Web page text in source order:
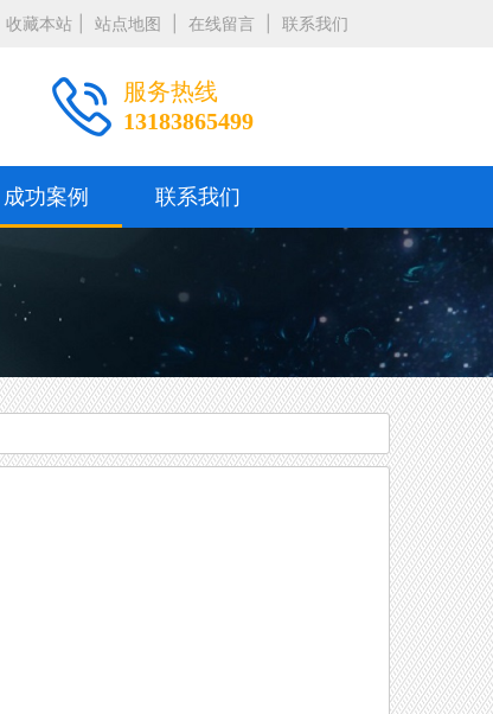
收藏本站 站点地图 在线留言 联系我们
服务热线
13183865499
成功案例 联系我们